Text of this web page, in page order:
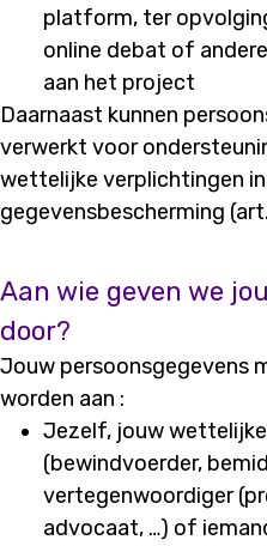
platform, ter
online debat of
aan het project
Daarnaast kunnen
verwerkt voor
wettelijke verplichtingen
gegevensbescherming
Aan wie geven we
door?
Jouw persoonsgegevens
worden aan :
Jezelf, jouw
(bewindvoerder,
vertegenwoordiger
advocaat, …) of